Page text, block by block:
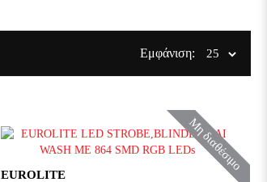
Εμφάνιση:
Μη διαθέσιμο
EUROLITE